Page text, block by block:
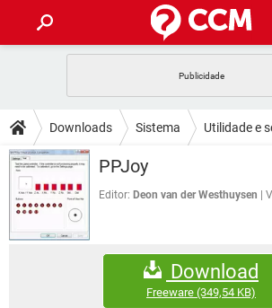
CELULAR FACEBOOK
OUTLOOK
INSTAGRAM GMAIL
GUIA DE COMPRAS
DICAS
JOGOS
CELULAR
OUTLOOK
INSTAGRAM
DOWNLOADS
JOGOS WHATSAPP
EXCEL
GMAIL
FÓRUM
JOGOS
FACEBOOK
EXCEL
WHATSAPP
Downloads Sistema Utilidade e
PPJoy
Editor: Deon van der Westhuysen
Download
Freeware (349,54 KB)